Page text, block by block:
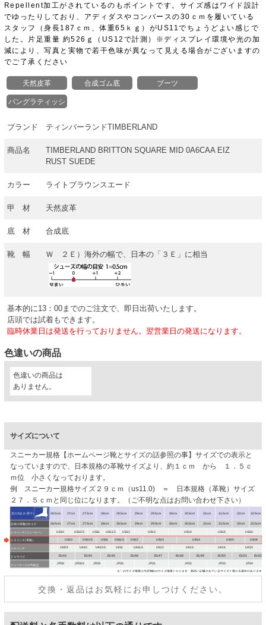
Repellent加工がされているのもポイントです。サイズ感はワイド設計
でゆったりしており、アディダスやコンバースの30ｃｍを履いている
スタッフ（身長187ｃｍ、体重65ｋｇ）がUS11でちょうどよい感じで
した。片足重量 約526ｇ（US12で計測）※ディスプレイ環境や光の加
減により、写真と実物で若干色味が異なって見える場合がございますの
でご了承ください
天然皮革 合成ゴム底 ブーツ
バングラティッシ
ブランド ティンバーランドTIMBERLAND
商品名
TIMBERLAND BRITTON SQUARE MID 0A6CAA EIZ
RUST SUEDE
カラー ライトブラウンスエード
甲 材 天然皮革
底 材 合成底
靴 幅 Ｗ ２Ｅ）海外の幅で、日本の「３Ｅ」に相当
基本的に13：00までのご注文で、即日出荷いたします。
店頭では試着もできます。
臨時休業日は発送を行っておりません。翌営業日の発送になります。
色違いの商品
色違いの商品は
ありません。
サイズについて
交換・返品はお気軽にお申しつけください。
スニーカー規格【ホームページ靴とサイズの話参照の事】サイズでの表示と
なっていますので、日本規格の革靴サイズより、約１ｃｍ から １．５ｃ
ｍ位 小さくなっております。
例 スニーカー規格サイズ２９ｃｍ（us11.0) ＝ 日本規格（革靴）サイズ
２７．５ｃｍと同じ位になります。（ご不明な点はお問い合わせ下さい）